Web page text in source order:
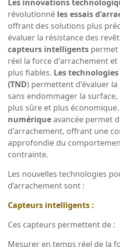
Les innovations
révolutionné les essais
offrant des solutions plus
évaluer la résistance des
capteurs intelligents permet
réel la force d'arrachement
plus fiables. Les
(TND) permettent d'évaluer
sans endommager la
plus sûre et plus économique.
numériqueavancée permet
d'arrachement, offrant une
approfondie du
contrainte.
Les nouvelles technologies
d’arrachement sont :
Capteurs intelligents :
Ces capteurs permettent de :
Mesurer en temps réel de la